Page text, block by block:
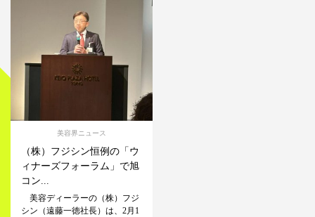
美容界ニュース
（株）フジシン恒例の「ウ
ィナーズフォーラム」で旭
コン...
美容ディーラーの（株）フジ
シン（遠藤一徳社長）は、2月1